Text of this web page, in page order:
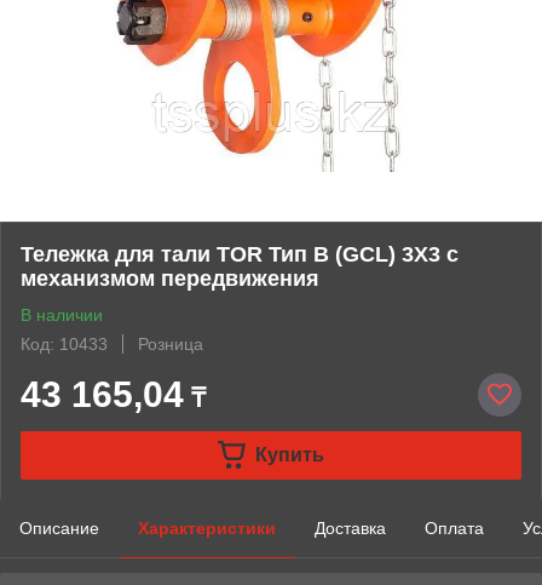
Тележка для тали TOR Тип В (GCL) 3Х3 с
механизмом передвижения
В наличии
Код: 10433
Розница
43 165,04 ₸
Купить
Описание Характеристики Доставка Оплата